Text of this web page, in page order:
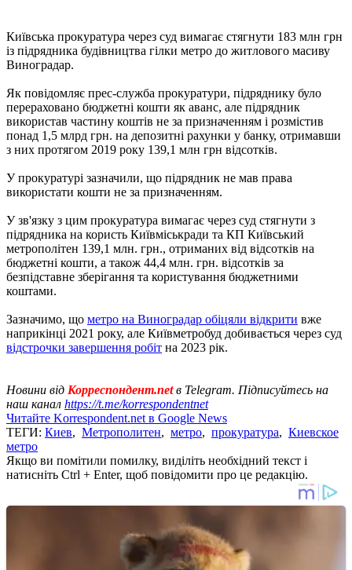
Київська прокуратура через суд вимагає стягнути 183 млн грн
із підрядника будівництва гілки метро до житлового масиву
Виноградар.
Як повідомляє прес-служба прокуратури, підряднику було
перераховано бюджетні кошти як аванс, але підрядник
використав частину коштів не за призначенням і розмістив
понад 1,5 млрд грн. на депозитні рахунки у банку, отримавши
з них протягом 2019 року 139,1 млн грн відсотків.
У прокуратурі зазначили, що підрядник не мав права
використати кошти не за призначенням.
У зв'язку з цим прокуратура вимагає через суд стягнути з
підрядника на користь Київміськради та КП Київський
метрополітен 139,1 млн. грн., отриманих від відсотків на
бюджетні кошти, а також 44,4 млн. грн. відсотків за
безпідставне зберігання та користування бюджетними
коштами.
Зазначимо, що метро на Виноградар обіцяли відкрити вже
наприкінці 2021 року, але Київметробуд добивається через суд
відстрочки завершення робіт на 2023 рік.
Новини від Корреспондент.netв Telegram. Підписуйтесь на
наш канал https://t.me/korrespondentnet
Читайте Korrespondent.net в Google News
ТЕГИ: Киев, Метрополитен, метро, прокуратура, Киевское
метро
Якщо ви помітили помилку, виділіть необхідний текст і
натисніть Ctrl + Enter, щоб повідомити про це редакцію.